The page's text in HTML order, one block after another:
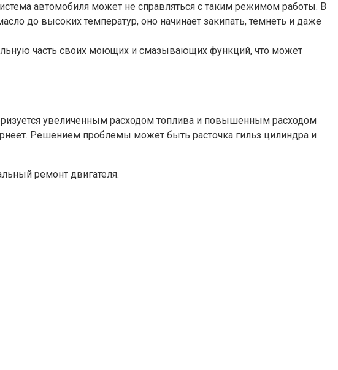
автомобиля может не справляться с таким режимом работы. В
до высоких температур, оно начинает закипать, темнеть и даже
часть своих моющих и смазывающих функций, что может
увеличенным расходом топлива и повышенным расходом
Решением проблемы может быть расточка гильз цилиндра и
ремонт двигателя.